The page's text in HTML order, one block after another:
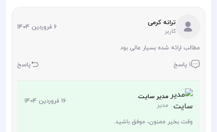
ترانه کرمی
کاربر 6 فروردین 1404
مطالب ارائه شده بسیار عالی بود
1 پاسخ پاسخ
مدیر سایت
مدیر 16 فروردین 1404
وقت بخیر ممنون، موفق باشید.